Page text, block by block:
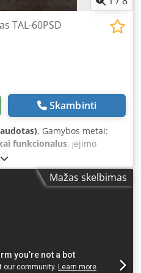
TAL-60PSD
Skambinti
, Gamybos metai:
funkcionalus, įėjimo
tipo sandarinimo
pagamintas 1998 m., šiuo
polsulfidams,
Mažas skelbimas